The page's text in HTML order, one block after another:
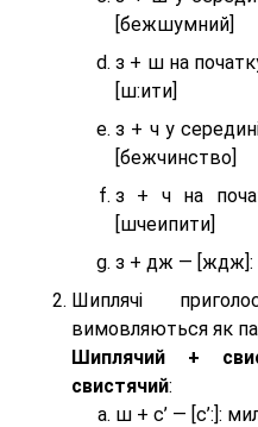
[бежшумний]
з + ш на
[ш:ити]
з + ч у
[бежчинство]
з + ч на
[шчеипити]
з + дж — [ждж]:
Шиплячі
вимовляються як
Шиплячий +
свистячий:
ш + с’ — [с’:]: